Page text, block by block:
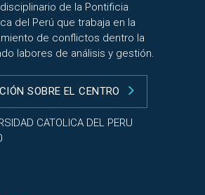
de la Pontificia
del Perú que trabaja en la
de conflictos dentro la
labores de análisis y gestión.
SOBRE EL CENTRO
CATOLICA DEL PERU